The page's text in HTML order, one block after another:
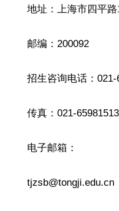
地址：上海市四平路
邮编：200092
招生咨询电话：021-
传真：021-65981513
电子邮箱：
tjzsb@tongji.edu.cn